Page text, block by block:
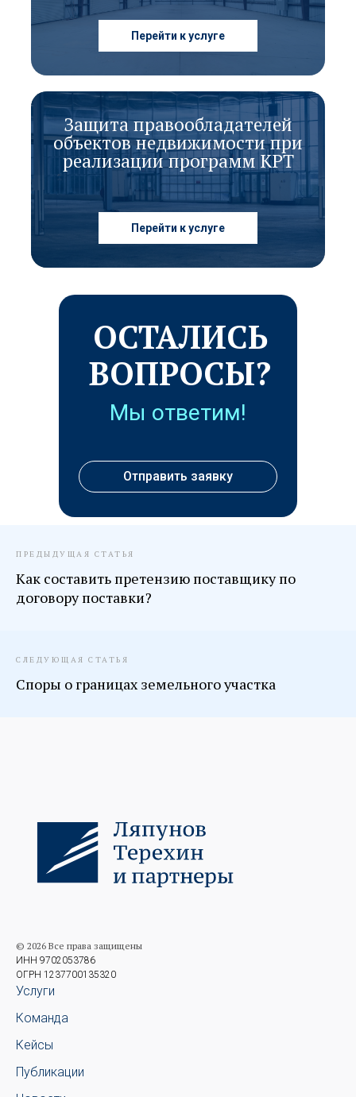
Защита правообладателей
объектов недвижимости при
реализации программ КРТ
Перейти к услуге
Перейти к услуге
Перейти к услуге
ОСТАЛИСЬ
ВОПРОСЫ?
Мы ответим!
Отправить заявку
ПРЕДЫДУЩАЯ СТАТЬЯ
Как составить претензию поставщику по
договору поставки?
СЛЕДУЮЩАЯ СТАТЬЯ
Споры о границах земельного участка
© 2026 Все права защищены
ИНН 9702053786
ОГРН 1237700135320
Услуги
Команда
Кейсы
Публикации